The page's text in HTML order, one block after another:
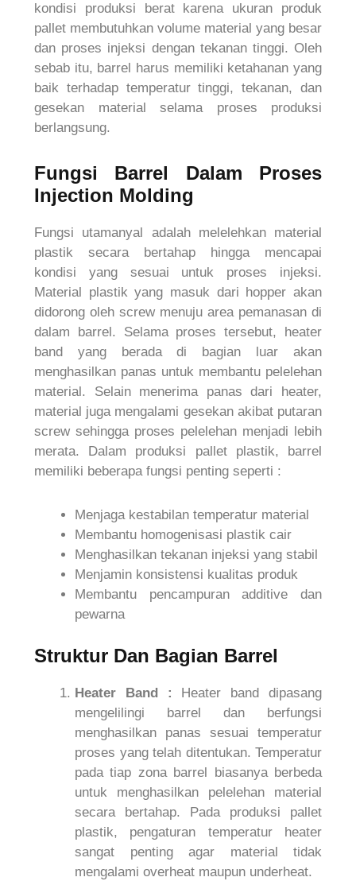
kondisi produksi berat karena ukuran produk
pallet membutuhkan volume material yang besar
dan proses injeksi dengan tekanan tinggi. Oleh
sebab itu, barrel harus memiliki ketahanan yang
baik terhadap temperatur tinggi, tekanan, dan
gesekan material selama proses produksi
berlangsung.
Fungsi Barrel Dalam Proses
Injection Molding
Fungsi utamanyal adalah melelehkan material
plastik secara bertahap hingga mencapai
kondisi yang sesuai untuk proses injeksi.
Material plastik yang masuk dari hopper akan
didorong oleh screw menuju area pemanasan di
dalam barrel. Selama proses tersebut, heater
band yang berada di bagian luar akan
menghasilkan panas untuk membantu pelelehan
material. Selain menerima panas dari heater,
material juga mengalami gesekan akibat putaran
screw sehingga proses pelelehan menjadi lebih
merata. Dalam produksi pallet plastik, barrel
memiliki beberapa fungsi penting seperti :
Menjaga kestabilan temperatur material
Membantu homogenisasi plastik cair
Menghasilkan tekanan injeksi yang stabil
Menjamin konsistensi kualitas produk
Membantu pencampuran additive dan
pewarna
Struktur Dan Bagian Barrel
Heater Band : Heater band dipasang
mengelilingi barrel dan berfungsi
menghasilkan panas sesuai temperatur
proses yang telah ditentukan. Temperatur
pada tiap zona barrel biasanya berbeda
untuk menghasilkan pelelehan material
secara bertahap. Pada produksi pallet
plastik, pengaturan temperatur heater
sangat penting agar material tidak
mengalami overheat maupun underheat.